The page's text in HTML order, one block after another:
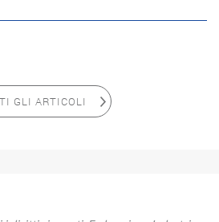
GLI ARTICOLI